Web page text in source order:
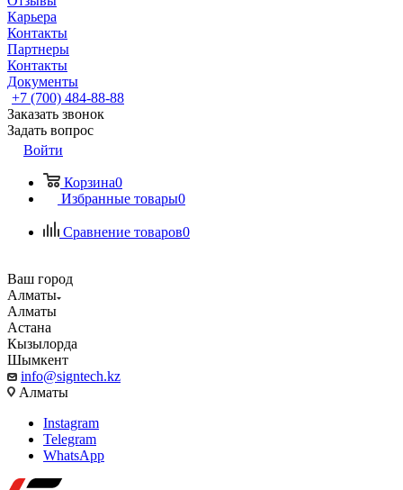
Карьера
Контакты
Партнеры
Контакты
Документы
+7 (700) 484-88-88
Заказать звонок
Задать вопрос
Войти
Корзина0
Избранные товары0
Сравнение товаров0
Ваш город
Алматы
Алматы
Астана
Кызылорда
Шымкент
info@signtech.kz
Алматы
Instagram
Telegram
WhatsApp